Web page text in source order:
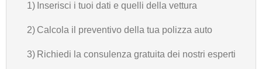
1) Inserisci i tuoi dati e quelli della vettura
2) Calcola il preventivo della tua polizza auto
3) Richiedi la consulenza gratuita dei nostri esperti